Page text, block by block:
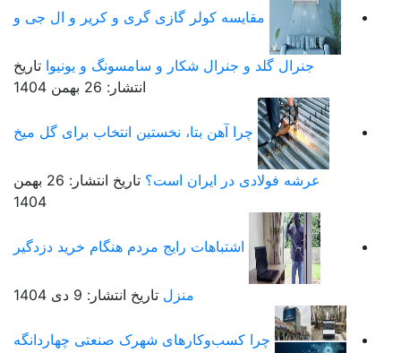
مقایسه کولر گازی گری و کریر و ال جی و
جنرال گلد و جنرال شکار و سامسونگ و یونیوا تاریخ
انتشار: 26 بهمن 1404
چرا آهن بتا، نخستین انتخاب برای گل میخ
عرشه فولادی در ایران است؟
تاریخ انتشار: 26 بهمن
1404
اشتباهات رایج مردم هنگام خرید دزدگیر
منزل تاریخ انتشار: 9 دی 1404
چرا کسب‌وکارهای شهرک صنعتی چهاردانگه